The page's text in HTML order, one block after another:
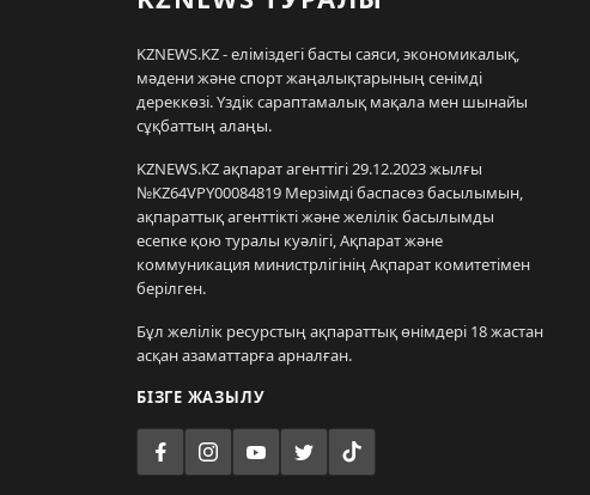
KZNEWS.KZ - еліміздегі басты саяси, экономикалық,
мәдени және спорт жаңалықтарының сенімді
дереккөзі. Үздік сараптамалық мақала мен шынайы
сұқбаттың алаңы.
KZNEWS.KZ ақпарат агенттігі 29.12.2023 жылғы
№KZ64VPY00084819 Мерзімді баспасөз басылымын,
ақпараттық агенттікті және желілік басылымды
есепке қою туралы куәлігі, Ақпарат және
коммуникация министрлігінің Ақпарат комитетімен
берілген.
Бұл желілік ресурстың ақпараттық өнімдері 18 жастан
асқан азаматтарға арналған.
БІЗГЕ ЖАЗЫЛУ